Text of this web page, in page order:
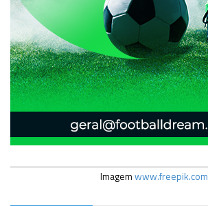
Imagemwww.freepik.com